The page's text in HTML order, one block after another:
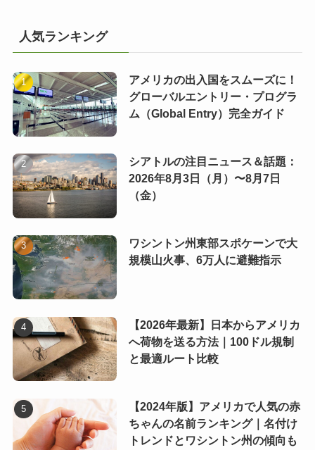
人気ランキング
アメリカの出入国をスムーズに！
グローバルエントリー・プログラ
ム（Global Entry）完全ガイド
シアトルの注目ニュース＆話題：
2026年8月3日（月）〜8月7日
（金）
ワシントン州東部スポケーンで大
規模山火事、6万人に避難指示
【2026年最新】日本からアメリカ
へ荷物を送る方法｜100ドル規制
と最適ルート比較
【2024年版】アメリカで人気の赤
ちゃんの名前ランキング｜名付け
トレンドとワシントン州の傾向も